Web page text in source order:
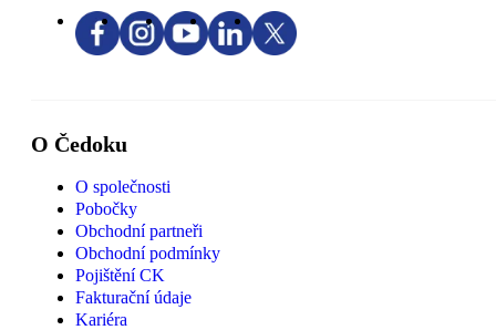
O Čedoku
O společnosti
Pobočky
Obchodní partneři
Obchodní podmínky
Pojištění CK
Fakturační údaje
Kariéra